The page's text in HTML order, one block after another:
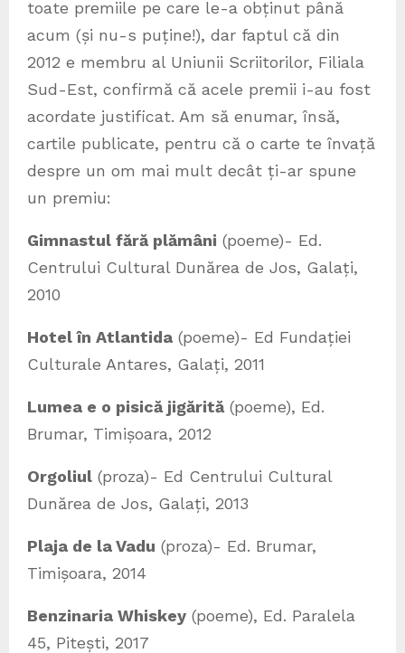
toate premiile pe care le-a obținut până
acum (și nu-s puține!), dar faptul că din
2012 e membru al Uniunii Scriitorilor, Filiala
Sud-Est, confirmă că acele premii i-au fost
acordate justificat. Am să enumar, însă,
cartile publicate, pentru că o carte te învață
despre un om mai mult decât ți-ar spune
un premiu:
Gimnastul fără plămâni (poeme)- Ed.
Centrului Cultural Dunărea de Jos, Galați,
2010
Hotel în Atlantida (poeme)- Ed Fundației
Culturale Antares, Galați, 2011
Lumea e o pisică jigărită(poeme), Ed.
Brumar, Timișoara, 2012
Orgoliul (proza)- Ed Centrului Cultural
Dunărea de Jos, Galați, 2013
Plaja de la Vadu (proza)- Ed. Brumar,
Timișoara, 2014
Benzinaria Whiskey (poeme), Ed. Paralela
45, Pitești, 2017